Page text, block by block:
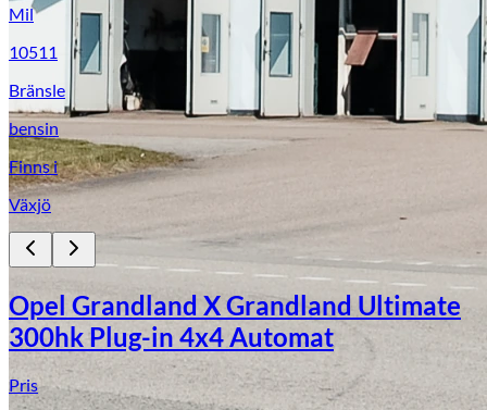
Mil
10511
Bränsle
bensin
Finns i
Växjö
Opel Grandland X Grandland Ultimate
300hk Plug-in 4x4 Automat
Pris